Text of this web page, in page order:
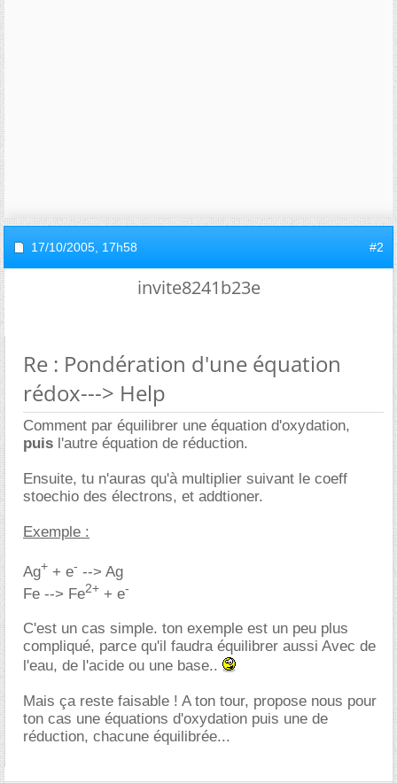
17/10/2005, 17h58 #2
invite8241b23e
Re : Pondération d'une équation
rédox---> Help
Comment par équilibrer une équation d'oxydation,
puis l'autre équation de réduction.
Ensuite, tu n'auras qu'à multiplier suivant le coeff
stoechio des électrons, et addtioner.
Exemple :
Ag+ + e- --> Ag
Fe --> Fe2+ + e-
C'est un cas simple. ton exemple est un peu plus
compliqué, parce qu'il faudra équilibrer aussi Avec de
l'eau, de l'acide ou une base..
Mais ça reste faisable ! A ton tour, propose nous pour
ton cas une équations d'oxydation puis une de
réduction, chacune équilibrée...